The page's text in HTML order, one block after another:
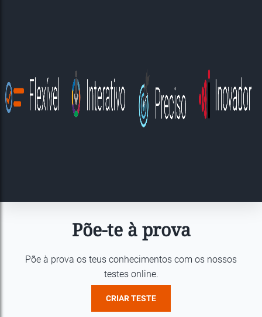
Põe-te à prova
Põe à prova os teus conhecimentos com os nossos
testes online.
CRIAR TESTE